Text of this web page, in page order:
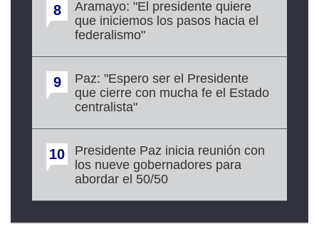
8
Aramayo: "El presidente quiere
que iniciemos los pasos hacia el
federalismo"
9
Paz: "Espero ser el Presidente
que cierre con mucha fe el Estado
centralista"
10
Presidente Paz inicia reunión con
los nueve gobernadores para
abordar el 50/50